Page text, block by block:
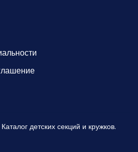
детских секций и кружков.